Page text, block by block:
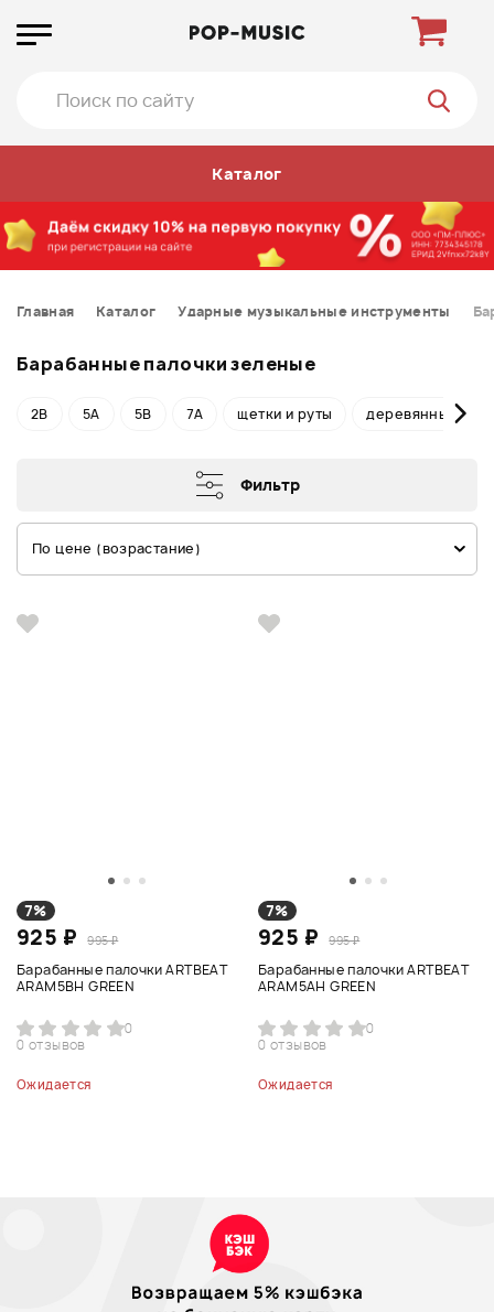
Каталог
Главная Каталог Ударные музыкальные инструменты
Барабанные палочки зеленые
2B 5A 5B 7A щетки и руты деревянные
Фильтр
По цене (возрастание)
7%
925 ₽ 995 ₽
Барабанные палочки ARTBEAT
ARAM5BH GREEN
0
0 отзывов
Ожидается
7%
925 ₽ 995 ₽
Барабанные палочки ARTBEAT
ARAM5AH GREEN
0
0 отзывов
Ожидается